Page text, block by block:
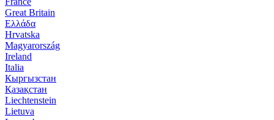
Great Britain
Ελλάδα
Hrvatska
Magyarország
Ireland
Italia
Кыргызстан
Қазақстан
Liechtenstein
Lietuva